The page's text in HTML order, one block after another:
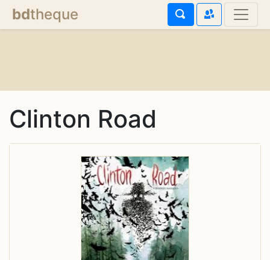
bdtheque
Clinton Road